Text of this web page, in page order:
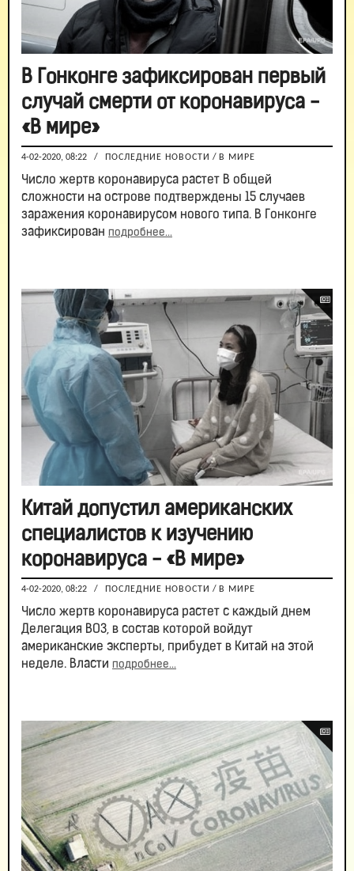
В Гонконге зафиксирован первый
случай смерти от коронавируса -
«В мире»
4-02-2020, 08:22 / ПОСЛЕДНИЕ НОВОСТИ / В МИРЕ
Число жертв коронавируса растет В общей
сложности на острове подтверждены 15 случаев
заражения коронавирусом нового типа. В Гонконге
зафиксирован подробнее...
Китай допустил американских
специалистов к изучению
коронавируса - «В мире»
4-02-2020, 08:22 / ПОСЛЕДНИЕ НОВОСТИ / В МИРЕ
Число жертв коронавируса растет с каждый днем
Делегация ВОЗ, в состав которой войдут
американские эксперты, прибудет в Китай на этой
неделе. Власти подробнее...